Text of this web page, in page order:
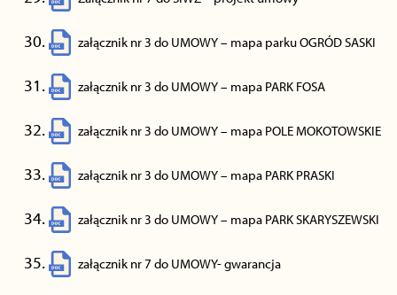
załącznik nr 3 do UMOWY – mapa parku OGRÓD SASKI
załącznik nr 3 do UMOWY – mapa PARK FOSA
załącznik nr 3 do UMOWY – mapa POLE MOKOTOWSKIE
załącznik nr 3 do UMOWY – mapa PARK PRASKI
załącznik nr 3 do UMOWY – mapa PARK SKARYSZEWSKI
załącznik nr 7 do UMOWY- gwarancja